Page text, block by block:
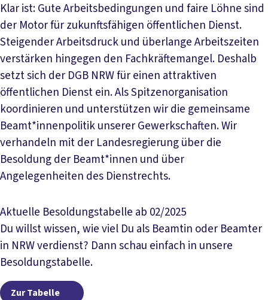
Klar ist: Gute Arbeitsbedingungen und faire Löhne sind
der Motor für zukunftsfähigen öffentlichen Dienst.
Steigender Arbeitsdruck und überlange Arbeitszeiten
verstärken hingegen den Fachkräftemangel. Deshalb
setzt sich der DGB NRW für einen attraktiven
öffentlichen Dienst ein. Als Spitzenorganisation
koordinieren und unterstützen wir die gemeinsame
Beamt*innenpolitik unserer Gewerkschaften. Wir
verhandeln mit der Landesregierung über die
Besoldung der Beamt*innen und über
Angelegenheiten des Dienstrechts.
Aktuelle Besoldungstabelle ab 02/2025
Du willst wissen, wie viel Du als Beamtin oder Beamter
in NRW verdienst? Dann schau einfach in unsere
Besoldungstabelle.
Zur Tabelle Zur Tabelle